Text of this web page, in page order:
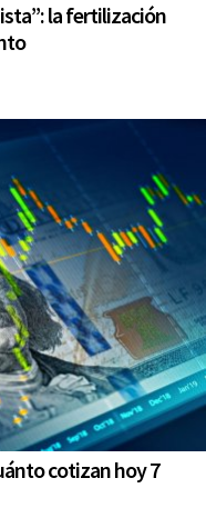
la fertilización
cotizan hoy 7